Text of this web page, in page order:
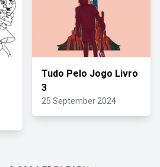
Tudo Pelo Jogo Livro
3
25 September 2024